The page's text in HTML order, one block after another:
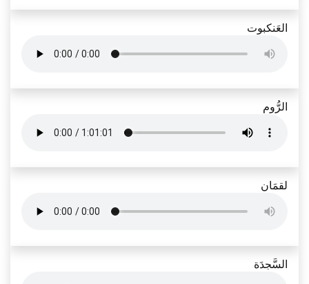
العَنكبوت
الرُّوم
لقمَان
السَّجدَة